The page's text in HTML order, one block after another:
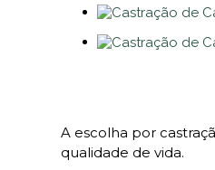
A escolha por
qualidade de vida.